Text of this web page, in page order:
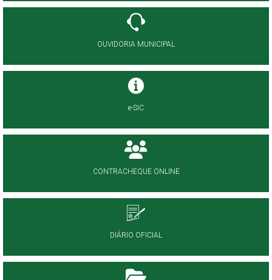
OUVIDORIA MUNICIPAL
e-SIC
CONTRACHEQUE ONLINE
DIÁRIO OFICIAL